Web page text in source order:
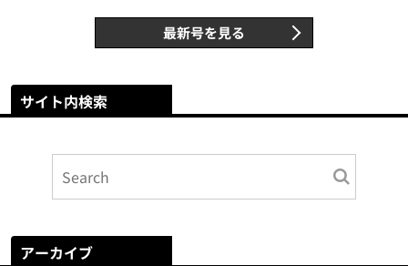
最新号を見る
サイト内検索
アーカイブ